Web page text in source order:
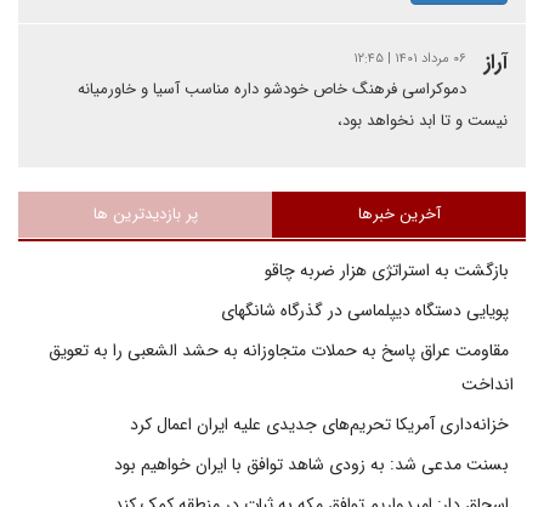
آراز ۰۶ مرداد ۱۴۰۱ | ۱۲:۴۵
دموکراسی فرهنگ خاص خودشو داره مناسب آسیا و خاورمیانه
نیست و تا ابد نخواهد بود،
آخرین خبرها پر بازدیدترین ها
بازگشت به استراتژی هزار ضربه چاقو
پویایی دستگاه دیپلماسی در گذرگاه شانگهای
مقاومت عراق پاسخ به حملات متجاوزانه به حشد الشعبی را به تعویق
انداخت
خزانه‌داری آمریکا تحریم‌های جدیدی علیه ایران اعمال کرد
بسنت مدعی شد: به زودی شاهد توافق با ایران خواهیم بود